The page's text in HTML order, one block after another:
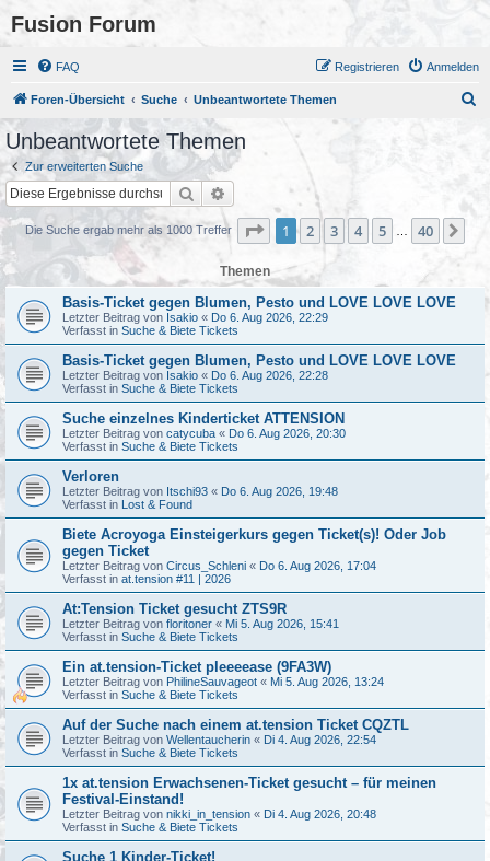
Fusion Forum
FAQ Anmelden
Registrieren
Foren-Übersicht Suche Unbeantwortete Themen
Unbeantwortete Themen
Zur erweiterten Suche
Suche Erweiterte Suche
Die Suche ergab mehr als 1000 Treffer Seite 1von 40
1 2 3 4 5 40
Themen
Basis-Ticket gegen Blumen, Pesto und LOVE LOVE LOVE
Letzter Beitrag von Isakio « Do 6. Aug 2026, 22:29
Verfasst in Suche & Biete Tickets
Basis-Ticket gegen Blumen, Pesto und LOVE LOVE LOVE
Letzter Beitrag von Isakio « Do 6. Aug 2026, 22:28
Verfasst in Suche & Biete Tickets
Suche einzelnes Kinderticket ATTENSION
Letzter Beitrag von catycuba « Do 6. Aug 2026, 20:30
Verfasst in Suche & Biete Tickets
Verloren
Letzter Beitrag von Itschi93 « Do 6. Aug 2026, 19:48
Verfasst in Lost & Found
Biete Acroyoga Einsteigerkurs gegen Ticket(s)! Oder Job
gegen Ticket
Letzter Beitrag von Circus_Schleni « Do 6. Aug 2026, 17:04
Verfasst in at.tension #11 | 2026
At:Tension Ticket gesucht ZTS9R
Letzter Beitrag von floritoner « Mi 5. Aug 2026, 15:41
Verfasst in Suche & Biete Tickets
Ein at.tension-Ticket pleeeease (9FA3W)
Letzter Beitrag von PhilineSauvageot « Mi 5. Aug 2026, 13:24
Verfasst in Suche & Biete Tickets
Auf der Suche nach einem at.tension Ticket CQZTL
Letzter Beitrag von Wellentaucherin « Di 4. Aug 2026, 22:54
Verfasst in Suche & Biete Tickets
1x at.tension Erwachsenen-Ticket gesucht – für meinen
Festival-Einstand!
Letzter Beitrag von nikki_in_tension « Di 4. Aug 2026, 20:48
Verfasst in Suche & Biete Tickets
Suche 1 Kinder-Ticket!